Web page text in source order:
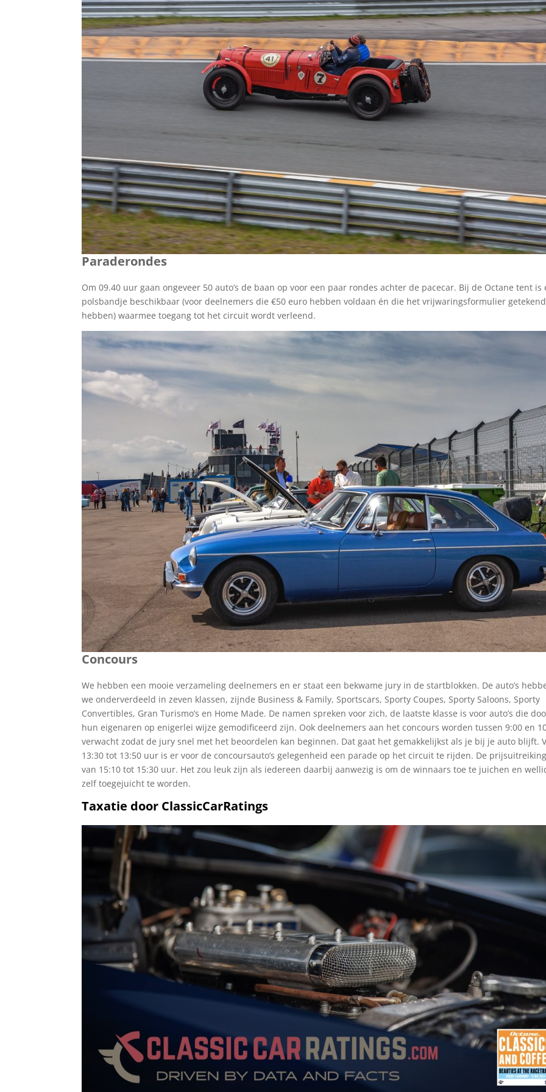
Paraderondes
Om 09.40 uur gaan ongeveer 50 auto’s de baan op voor een paar rondes achter de pacecar. Bij de Octane tent is
polsbandje beschikbaar (voor deelnemers die €50 euro hebben voldaan én die het vrijwaringsformulier getekend
hebben) waarmee toegang tot het circuit wordt verleend.
Concours
We hebben een mooie verzameling deelnemers en er staat een bekwame jury in de startblokken. De auto’s
we onderverdeeld in zeven klassen, zijnde Business & Family, Sportscars, Sporty Coupes, Sporty Saloons, Sporty
Convertibles, Gran Turismo’s en Home Made. De namen spreken voor zich, de laatste klasse is voor auto’s die
hun eigenaren op enigerlei wijze gemodificeerd zijn. Ook deelnemers aan het concours worden tussen 9:00 en
verwacht zodat de jury snel met het beoordelen kan beginnen. Dat gaat het gemakkelijkst als je bij je auto blijft.
13:30 tot 13:50 uur is er voor de concoursauto’s gelegenheid een parade op het circuit te rijden. De
van 15:10 tot 15:30 uur. Het zou leuk zijn als iedereen daarbij aanwezig is om de winnaars toe te juichen en
zelf toegejuicht te worden.
Taxatie door ClassicCarRatings